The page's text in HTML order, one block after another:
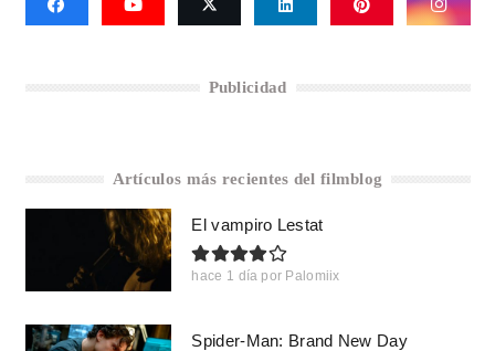
Publicidad
Artículos más recientes del filmblog
El vampiro Lestat
hace 1 día por Palomiix
Spider-Man: Brand New Day